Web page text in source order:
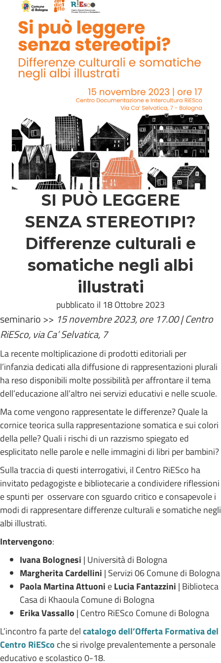
SI PUÒ LEGGERE
SENZA STEREOTIPI?
Differenze culturali e
somatiche negli albi
illustrati
pubblicato il 18 Ottobre 2023
seminario >> 15 novembre 2023, ore 17.00 | Centro
RiESco, via Ca’ Selvatica, 7
La recente moltiplicazione di prodotti editoriali per
l’infanzia dedicati alla diffusione di rappresentazioni plurali
ha reso disponibili molte possibilità per affrontare il tema
dell’educazione all’altro nei servizi educativi e nelle scuole.
Ma come vengono rappresentate le differenze? Quale la
cornice teorica sulla rappresentazione somatica e sui colori
della pelle? Quali i rischi di un razzismo spiegato ed
esplicitato nelle parole e nelle immagini di libri per bambini?
Sulla traccia di questi interrogativi, il Centro RiESco ha
invitato pedagogiste e bibliotecarie a condividere riflessioni
e spunti per osservare con sguardo critico e consapevole i
modi di rappresentare differenze culturali e somatiche negli
albi illustrati.
Intervengono:
Ivana Bolognesi | Università di Bologna
Margherita Cardellini | Servizi 06 Comune di Bologna
Paola Martina Attuoni eLucia Fantazzini | Biblioteca
Casa di Khaoula Comune di Bologna
Erika Vassallo | Centro RiESco Comune di Bologna
L’incontro fa parte delcatalogo dell’Offerta Formativa del
Centro RiESco che si rivolge prevalentemente a personale
educativo e scolastico 0-18.